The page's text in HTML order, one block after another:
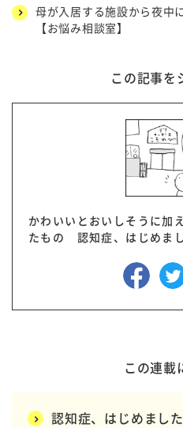
母が入居する施設から夜
【お悩み相談室】
この記事を
かわいいとおいしそうに加
たもの 認知症、はじめま
この連載
認知症、はじめました